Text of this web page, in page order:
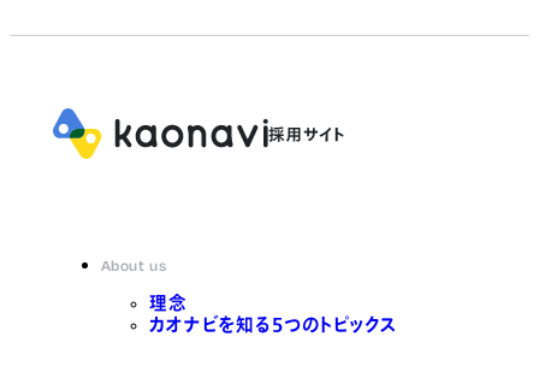
About us
理念
カオナビを知る5つのトピックス